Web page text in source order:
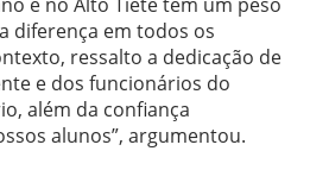
diferença em todos os
ressalto a dedicação de
e dos funcionários do
além da confiança
alunos”, argumentou.